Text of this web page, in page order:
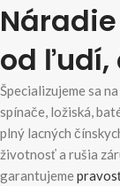
od ľudí,
Špecializujeme sa na
spínače, ložiská,
plný lacných
životnosť a rušia
garantujeme